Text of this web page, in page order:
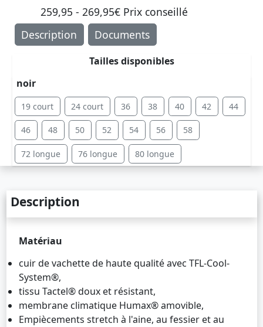
259,95 - 269,95€ Prix ​​conseillé
Description
Documents
Tailles disponibles
noir
19 court 24 court 36 38 40 42 44
46 48 50 52 54 56 58
72 longue 76 longue 80 longue
Description
Matériau
cuir de vachette de haute qualité avec TFL-Cool-
System®,
tissu Tactel® doux et résistant,
membrane climatique Humax® amovible,
Empiècements stretch à l'aine, au fessier et au